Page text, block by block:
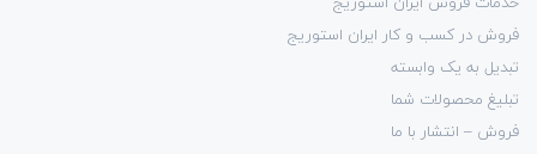
فروش در کسب و کار ایران استوریج
تبدیل به یک وابسته
تبلیغ محصولات شما
فروش – انتشار با ما